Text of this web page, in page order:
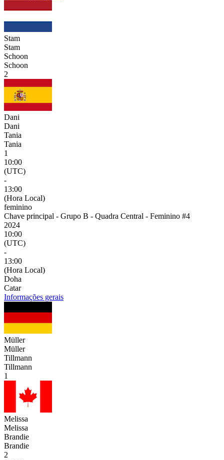
Stam
Stam
Schoon
Schoon
2
Dani
Dani
Tania
Tania
1
10:00
(UTC)
-
13:00
(Hora Local)
feminino
Chave principal - Grupo B - Quadra Central - Feminino #4
2024
10:00
(UTC)
-
13:00
(Hora Local)
Doha
Catar
Informações gerais
Müller
Müller
Tillmann
Tillmann
1
Melissa
Melissa
Brandie
Brandie
2